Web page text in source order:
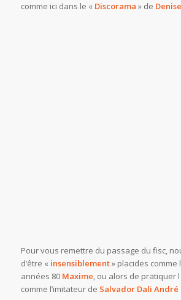
comme ici dans le « Discorama » de
Pour vous remettre du passage du fisc,
d’être « insensiblement» placides comme
années 80 Maxime, ou alors de pratiquer l
comme l’imitateur de Salvador Dali André